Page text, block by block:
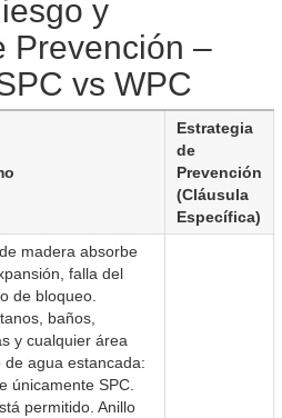
y
Prevención –
vs WPC
Estrategia
de
Prevención
(Cláusula
Específica)
madera absorbe
falla del
de bloqueo.
baños,
y cualquier área
de agua estancada:
únicamente SPC.
permitido. Anillo